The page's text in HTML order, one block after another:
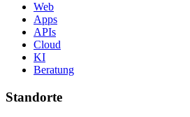
Web
Apps
APIs
Cloud
KI
Beratung
Standorte